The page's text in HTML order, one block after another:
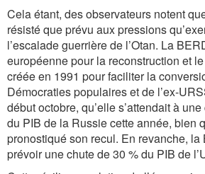
Cela étant, des observateurs notent
résisté que prévu aux pressions
l’escalade guerrière de l’Otan. La
européenne pour la reconstruction et
créée en 1991 pour faciliter la
Démocraties populaires et de l’ex-
début octobre, qu’elle s’attendait à
du PIB de la Russie cette année, bien
pronostiqué son recul. En revanche,
prévoir une chute de 30 % du PIB de